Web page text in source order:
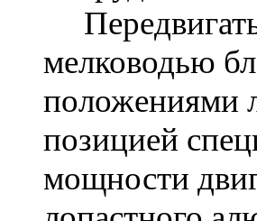
мелководью
положениями
позицией
мощности